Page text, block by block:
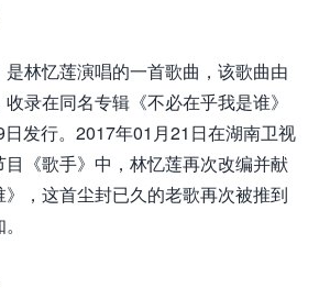
是林忆莲演唱的一首歌曲，该歌曲由
录在同名专辑《不必在乎我是谁》
发行。2017年01月21日在湖南卫视
《歌手》中，林忆莲再次改编并献
，这首尘封已久的老歌再次被推到